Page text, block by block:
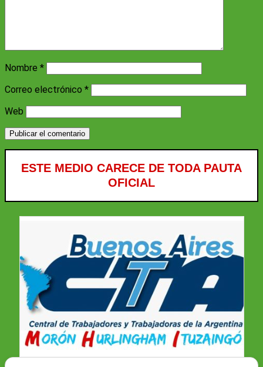
Nombre *
Correo electrónico *
Web
ESTE MEDIO CARECE DE TODA PAUTA
OFICIAL